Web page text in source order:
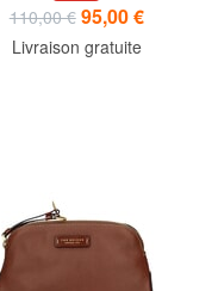
110,00 € 95,00 €
Livraison gratuite